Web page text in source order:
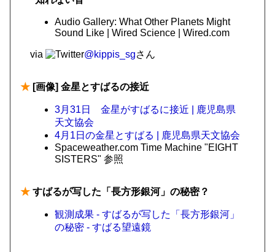
Audio Gallery: What Other Planets Might
Sound Like | Wired Science | Wired.com
via @kippis_sgさん
★ [画像] 金星とすばるの接近
3月31日 金星がすばるに接近 | 鹿児島県
天文協会
4月1日の金星とすばる | 鹿児島県天文協会
Spaceweather.com Time Machine "EIGHT
SISTERS" 参照
★ すばるが写した「長方形銀河」の秘密？
観測成果 - すばるが写した「長方形銀河」
の秘密 - すばる望遠鏡